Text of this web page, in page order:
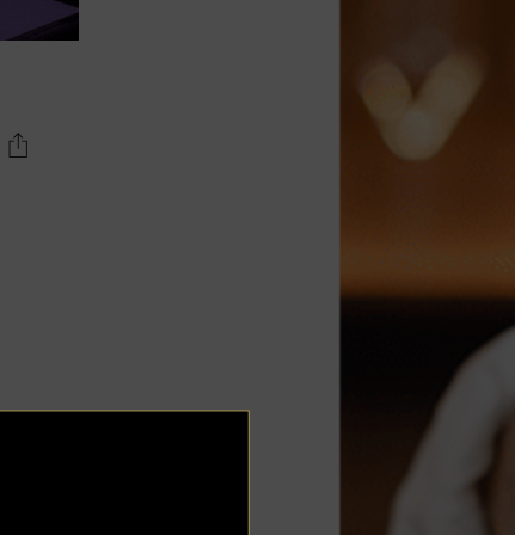
Urgency Planet